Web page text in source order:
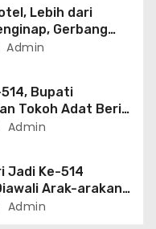
Lebih dari
Gerbang
yang Terbaik di
Admin
Bupati
Tokoh Adat Beri
di Puncak
yang Makin
Admin
Jadi Ke-514
Arak-arakan
Sidang Paripurna
Admin